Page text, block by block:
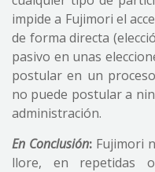
impide a Fujimori el
de forma directa
pasivo en unas
postular en un
no puede postular a
administración.
En Conclusión:Fujimori
llore, en repetidas